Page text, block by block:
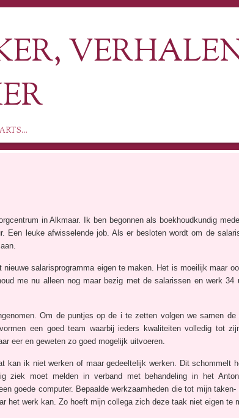
in Alkmaar. Ik ben begonnen als boekhoudkundig
Een leuke afwisselende job. Als er besloten wordt om de
salarisprogramma eigen te maken. Het is moeilijk maar
me nu alleen nog maar bezig met de salarissen en werk 34
Om de puntjes op de i te zetten volgen we samen de
een goed team waarbij ieders kwaliteiten volledig tot
eer en geweten zo goed mogelijk uitvoeren.
kan ik niet werken of maar gedeeltelijk werken. Dit schommelt
ziek moet melden in verband met behandeling in het
goede computer. Bepaalde werkzaamheden die tot mijn taken-
het werk kan. Zo hoeft mijn collega zich deze taak niet eigen te